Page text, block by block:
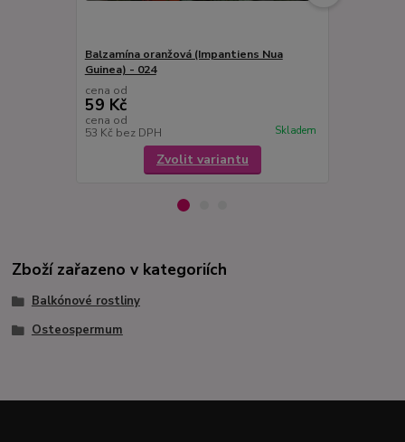
Balzamína oranžová (Impantiens Nua
Guinea) - 024
cena od
59 Kč
cena od
53 Kč bez DPH Skladem
Zvolit variantu
Zboží zařazeno v kategoriích
Balkónové rostliny
Osteospermum